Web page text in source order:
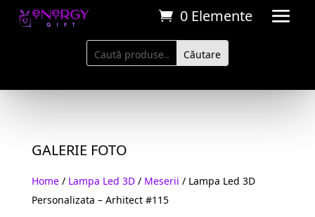
0 Elemente
GALERIE FOTO
Home/ Lampa Led 3D/ Meserii / Lampa Led 3D
Personalizata – Arhitect #115